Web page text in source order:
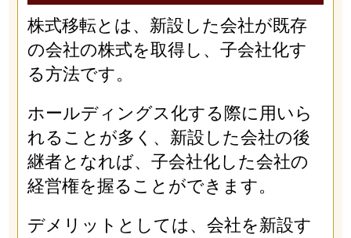
株式移転とは、新設した会社が既存
の会社の株式を取得し、子会社化す
る方法です。
ホールディングス化する際に用いら
れることが多く、新設した会社の後
継者となれば、子会社化した会社の
経営権を握ることができます。
デメリットとしては、会社を新設す